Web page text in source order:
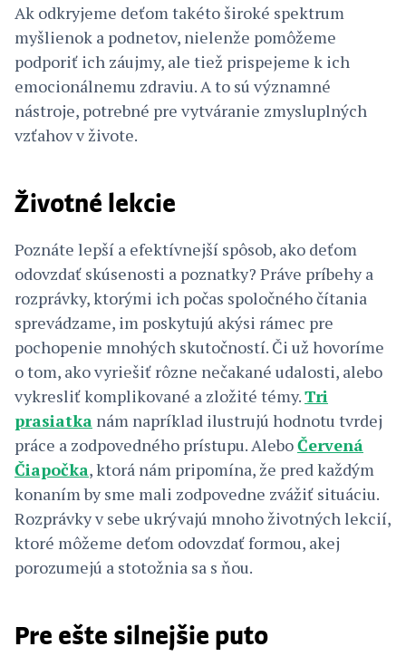
Ak odkryjeme deťom takéto široké spektrum
myšlienok a podnetov, nielenže pomôžeme
podporiť ich záujmy, ale tiež prispejeme k ich
emocionálnemu zdraviu. A to sú významné
nástroje, potrebné pre vytváranie zmysluplných
vzťahov v živote.
Životné lekcie
Poznáte lepší a efektívnejší spôsob, ako deťom
odovzdať skúsenosti a poznatky? Práve príbehy a
rozprávky, ktorými ich počas spoločného čítania
sprevádzame, im poskytujú akýsi rámec pre
pochopenie mnohých skutočností. Či už hovoríme
o tom, ako vyriešiť rôzne nečakané udalosti, alebo
vykresliť komplikované a zložité témy.Tri
prasiatka nám napríklad ilustrujú hodnotu tvrdej
práce a zodpovedného prístupu. AleboČervená
Čiapočka, ktorá nám pripomína, že pred každým
konaním by sme mali zodpovedne zvážiť situáciu.
Rozprávky v sebe ukrývajú mnoho životných lekcií,
ktoré môžeme deťom odovzdať formou, akej
porozumejú a stotožnia sa s ňou.
Pre ešte silnejšie puto